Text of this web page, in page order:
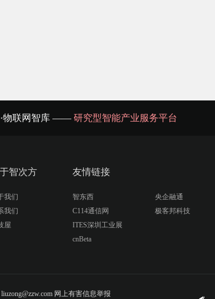
·物联网智库 —— 研究型智能产业服务平台
智次方
我们
我们
屋
友情链接
智东西
C114通信网
ITES深圳工业展
cnBeta
央企融通
极客邦科技
网上有害信息举报